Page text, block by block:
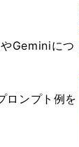
Geminiにつ
ロンプト例を